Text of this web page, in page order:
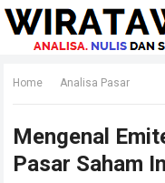
Home Analisa Pasar
Mengenal
Pasar Saham